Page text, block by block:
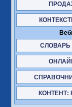
СЛОВАРЬ
КОНТЕНТ: